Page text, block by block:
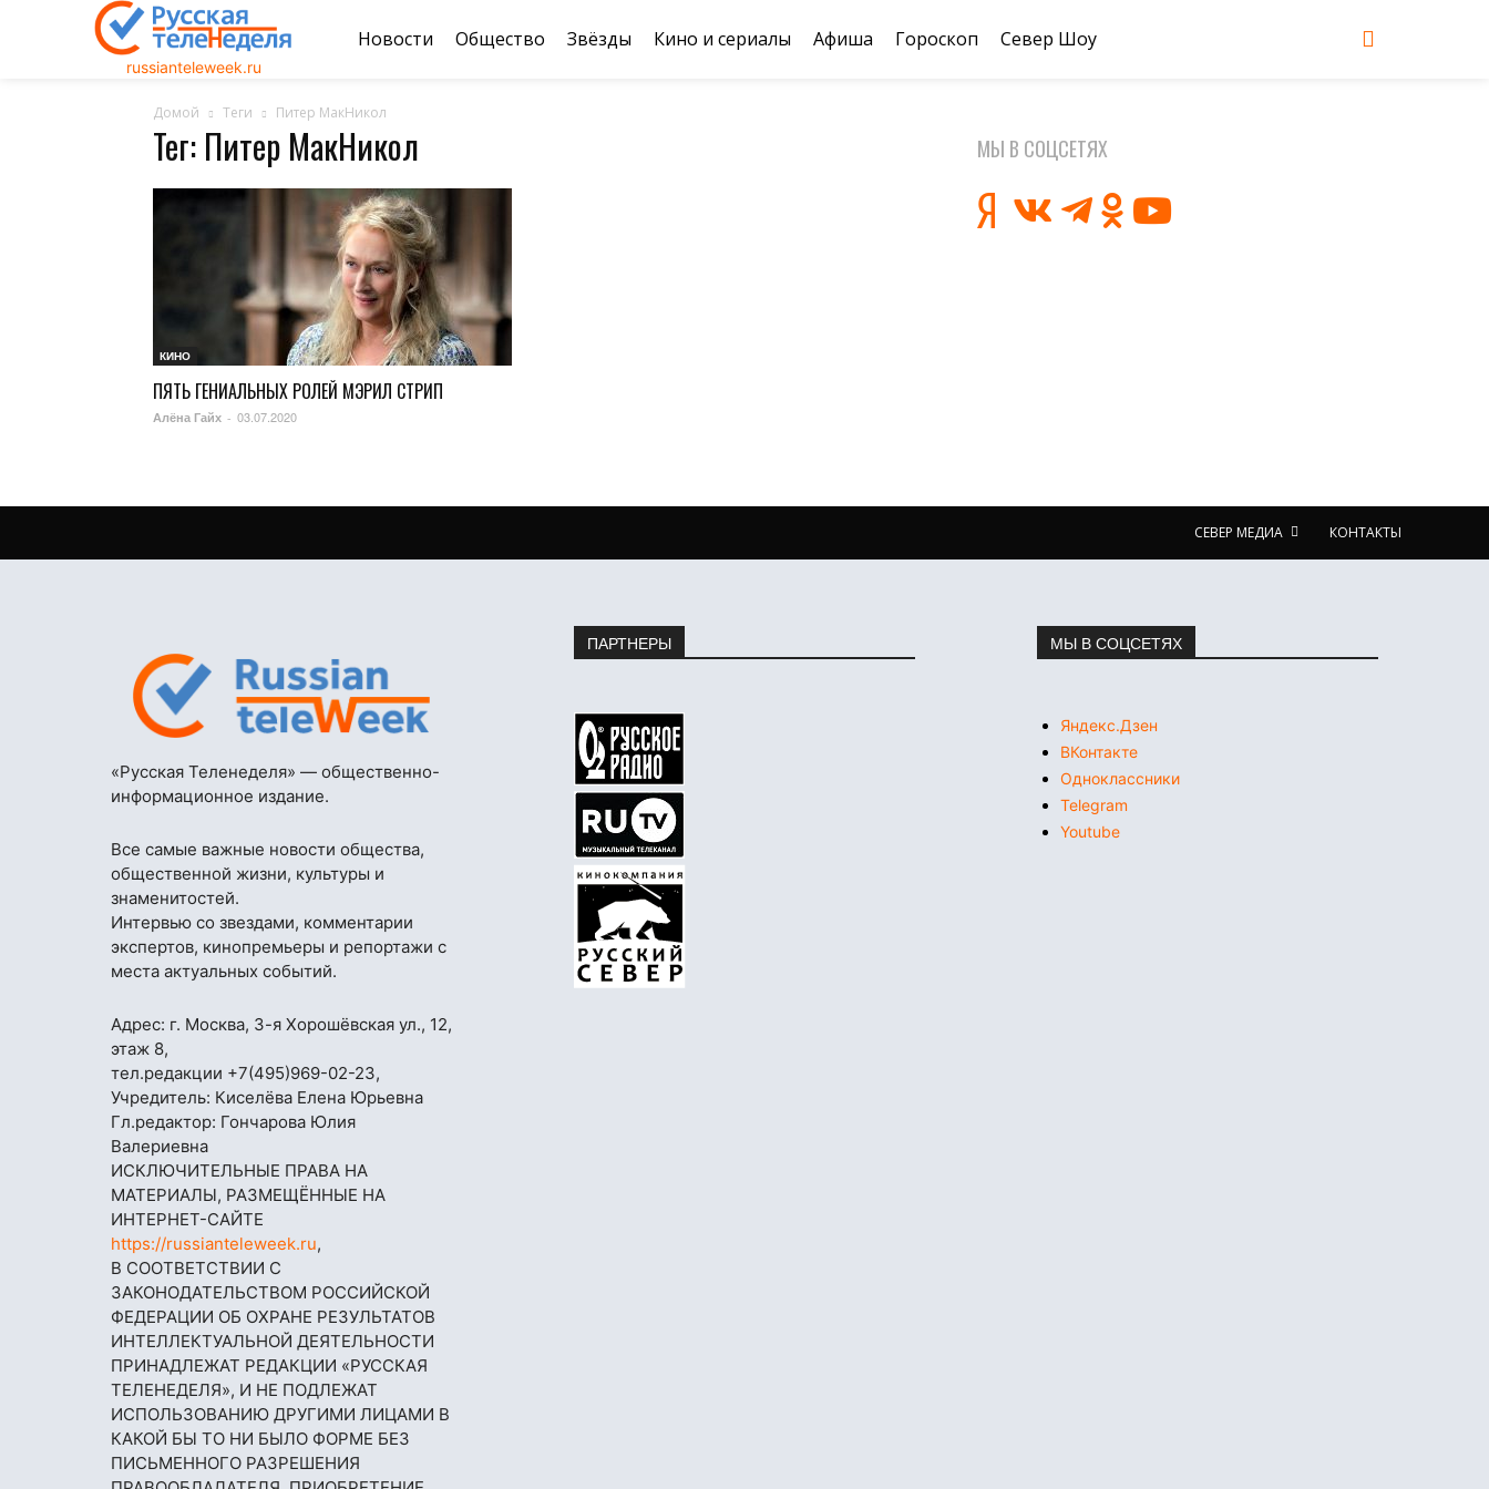
russianteleweek.ru
Новости Общество Звёзды Кино и сериалы Афиша Гороскоп Север Шоу
Домой Теги Питер МакНикол
Тег: Питер МакНикол
КИНО
ПЯТЬ ГЕНИАЛЬНЫХ РОЛЕЙ МЭРИЛ СТРИП
Алёна Гайх - 03.07.2020
МЫ В СОЦСЕТЯХ
СЕВЕР МЕДИА КОНТАКТЫ
«Русская Теленеделя» — общественно-
информационное издание.
Все самые важные новости общества,
общественной жизни, культуры и
знаменитостей.
Интервью со звездами, комментарии
экспертов, кинопремьеры и репортажи с
места актуальных событий.
Адрес: г. Москва, 3-я Хорошёвская ул., 12,
этаж 8,
тел.редакции +7(495)969-02-23,
Учредитель: Киселёва Елена Юрьевна
Гл.редактор: Гончарова Юлия
Валериевна
ИСКЛЮЧИТЕЛЬНЫЕ ПРАВА НА
МАТЕРИАЛЫ, РАЗМЕЩЁННЫЕ НА
ИНТЕРНЕТ-САЙТЕ
https://russianteleweek.ru,
В СООТВЕТСТВИИ С
ЗАКОНОДАТЕЛЬСТВОМ РОССИЙСКОЙ
ФЕДЕРАЦИИ ОБ ОХРАНЕ РЕЗУЛЬТАТОВ
ИНТЕЛЛЕКТУАЛЬНОЙ ДЕЯТЕЛЬНОСТИ
ПРИНАДЛЕЖАТ РЕДАКЦИИ «РУССКАЯ
ТЕЛЕНЕДЕЛЯ», И НЕ ПОДЛЕЖАТ
ИСПОЛЬЗОВАНИЮ ДРУГИМИ ЛИЦАМИ В
КАКОЙ БЫ ТО НИ БЫЛО ФОРМЕ БЕЗ
ПИСЬМЕННОГО РАЗРЕШЕНИЯ
ПАРТНЕРЫ МЫ В СОЦСЕТЯХ
Яндекс.Дзен
ВКонтакте
Одноклассники
Telegram
Youtube